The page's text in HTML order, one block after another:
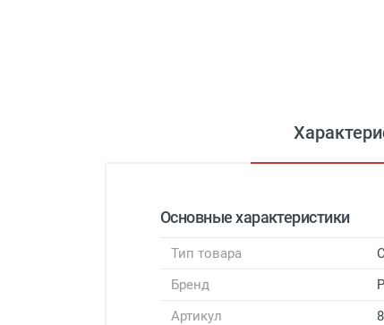
Основные характеристики
Тип товара
Бренд
Артикул